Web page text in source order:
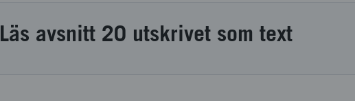
Läs avsnitt 20 utskrivet som text